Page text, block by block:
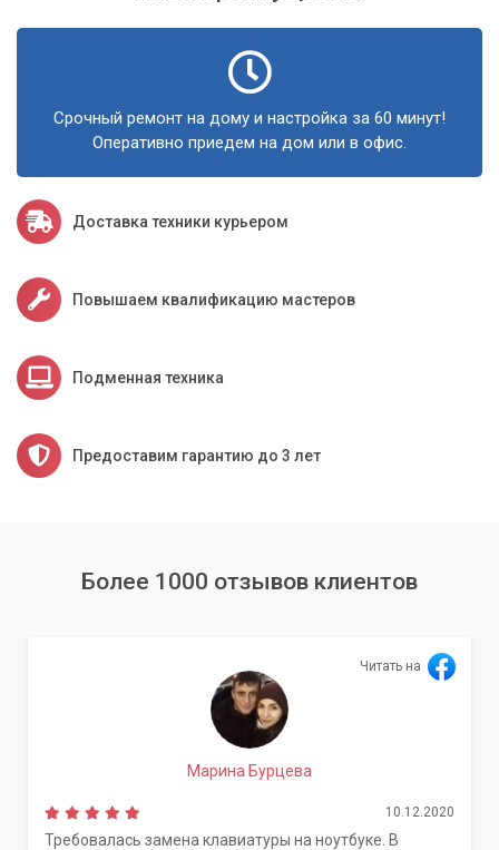
Срочный ремонт на дому и настройка за 60 минут!
Оперативно приедем на дом или в офис.
Доставка техники курьером
Повышаем квалификацию мастеров
Подменная техника
Предоставим гарантию до 3 лет
Более 1000 отзывов клиентов
Читать на
Марина Бурцева
10.12.2020
Требовалась замена клавиатуры на ноутбуке. В